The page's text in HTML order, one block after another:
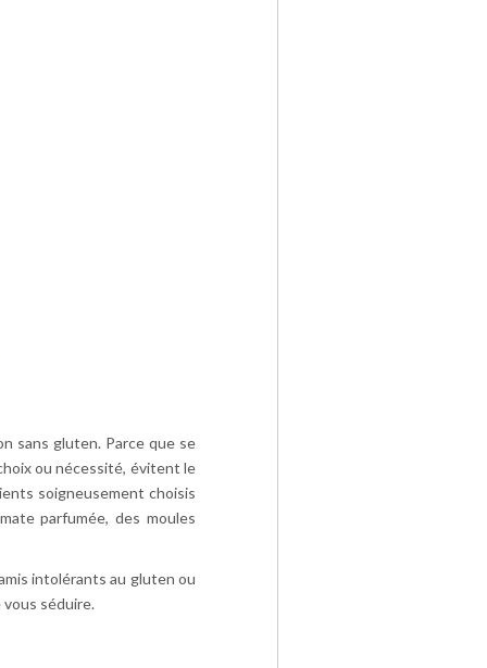
sans gluten. Parce que se
ou nécessité, évitent le
soigneusement choisis
parfumée, des moules
intolérants au gluten ou
séduire.